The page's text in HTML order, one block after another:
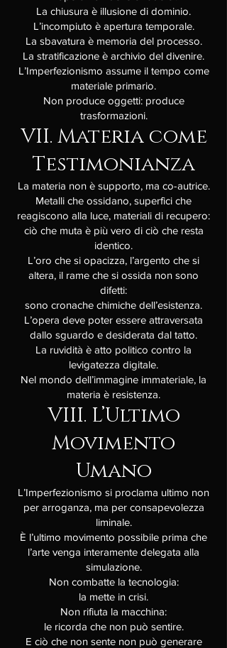
La chiusura è illusione di dominio.
L’incompiuto è apertura temporale.
La sbavatura è memoria del processo.
La stratificazione è archivio del divenire.
L’Imperfezionismo assume il tempo come
materiale primario.
Non produce oggetti: produce
trasformazioni.
VII. Materia come
Testimonianza
La materia non è supporto, ma co-autrice.
Metalli che ossidano, superfici che
reagiscono alla luce, materiali di recupero:
ciò che muta è più vero di ciò che resta
identico.
L’oro che si opacizza, l’argento che si
altera, il rame che si ossida non sono
difetti:
sono cronache chimiche dell’esistenza.
L’opera deve poter essere attraversata
dallo sguardo e desiderata dal tatto.
La ruvidità è atto politico contro la
levigatezza digitale.
Nel mondo dell’immagine immateriale, la
materia è resistenza.
VIII. L’Ultimo
Movimento
Umano
L’Imperfezionismo si proclama ultimo non
per arroganza, ma per consapevolezza
liminale.
È l’ultimo movimento possibile prima che
l’arte venga interamente delegata alla
simulazione.
Non combatte la tecnologia:
la mette in crisi.
Non rifiuta la macchina:
le ricorda che non può sentire.
E ciò che non sente non può generare